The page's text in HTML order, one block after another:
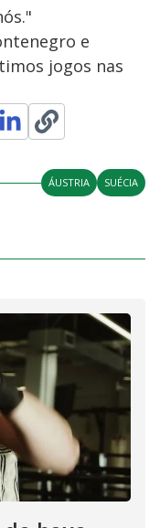
e
jogos nas
ÁUSTRIA SUÉCIA